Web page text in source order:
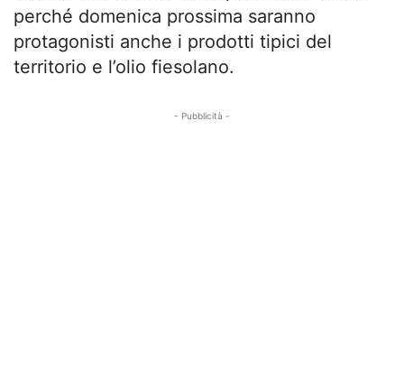
perché domenica prossima saranno
protagonisti anche i prodotti tipici del
territorio e l’olio fiesolano.
- Pubblicità -